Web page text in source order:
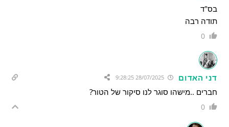
בס"ד
תודה רבה
0
דני האדום
חברים ..מישהו סוגר לנו סיקור של הטור?
0